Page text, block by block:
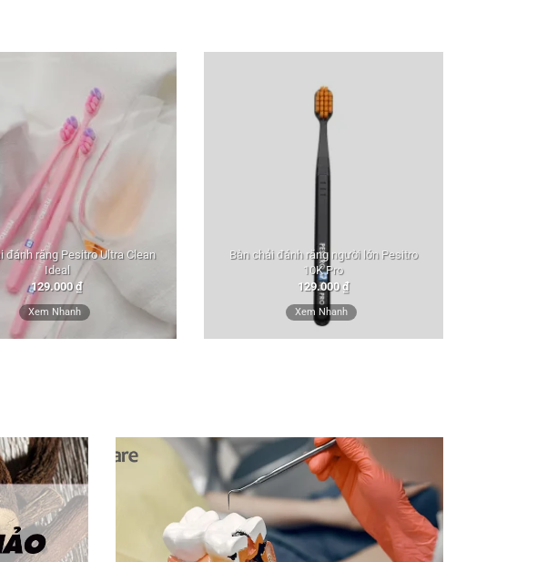
đánh răng Pesitro Ultra Clean
Ideal
129.000₫
Xem Nhanh
Bàn chải đánh răng người lớn Pesitro
10K Pro
129.000 ₫
Xem Nhanh